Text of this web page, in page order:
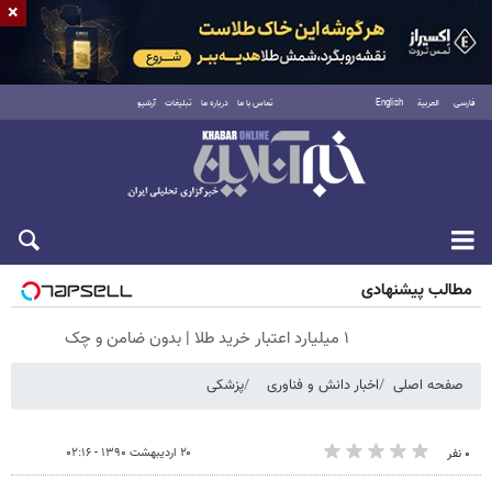
فارسی العربية English تماس با ما درباره ما تبلیغات آرشیو
پنجشنبه ۱۵ مرداد ۱۴۰۵
مطالب پیشنهادی
۱ میلیارد اعتبار خرید طلا | بدون ضامن و چک
صفحه اصلی اخبار دانش و فناوری پزشکی
۰ نفر ۲۰ اردیبهشت ۱۳۹۰ - ۰۲:۱۶
×